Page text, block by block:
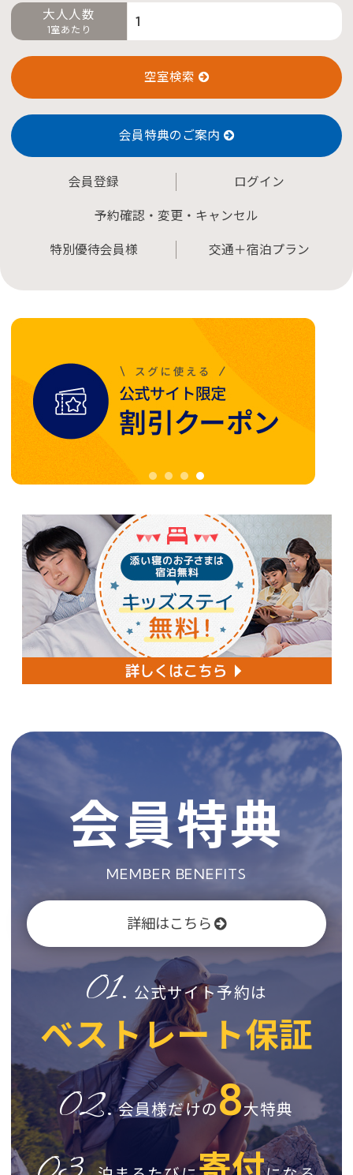
大人人数
1室あたり
空室検索
会員特典のご案内
会員登録 ログイン
予約確認・変更・キャンセル
特別優待会員様 交通＋宿泊プラン
会員特典
MEMBER BENEFITS
詳細はこちら
01. 公式サイト予約は
ベストレート保証
02. 会員様だけの8大特典